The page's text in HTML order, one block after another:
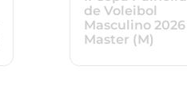
de Voleibol
Masculino 2026
Master (M)